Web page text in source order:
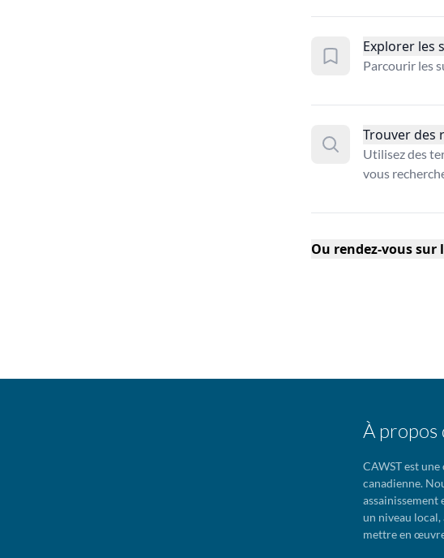
Explorer les
Parcourir les
Trouver des
Utilisez des
vous
Ou rendez-vous sur
À propos
CAWST est
canadienne.
assainissement
un niveau local,
mettre en